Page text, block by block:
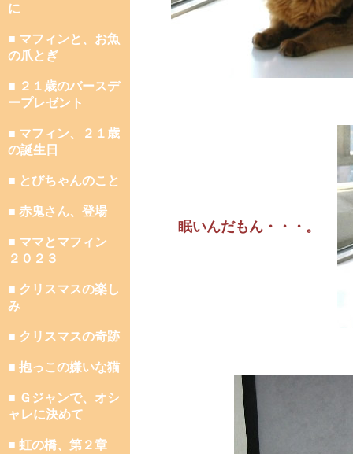
に
■ マフィンと、お魚
の爪とぎ
■ ２１歳のバースデ
ープレゼント
■ マフィン、２１歳
の誕生日
■ とびちゃんのこと
■ 赤鬼さん、登場
■ ママとマフィン
２０２３
■ クリスマスの楽し
み
■ クリスマスの奇跡
■ 抱っこの嫌いな猫
■ Ｇジャンで、オシ
ャレに決めて
■ 虹の橋、第２章
眠いんだもん・・・。